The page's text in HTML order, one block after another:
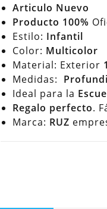
Articulo Nuevo
Producto 100%
Estilo: Infantil
Color: Multicolor
Material: Exterior
Medidas:
Ideal para la
Regalo perfecto.
Marca: RUZ